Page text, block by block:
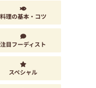
料理の基本・コツ
注目フーディスト
スペシャル